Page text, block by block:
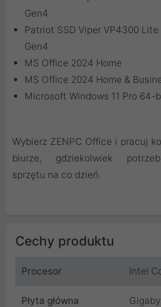
Gen4
Patriot SSD Viper VP4300 Lite
Gen4
MS Office 2024 Home
MS Office 2024 Home &
Microsoft Windows 11 Pro 64-
Wybierz ZENPC Office i pracuj
biurze, gdziekolwiek
sprzętu na co dzień.
Cechy produktu
Procesor Intel
Płyta główna